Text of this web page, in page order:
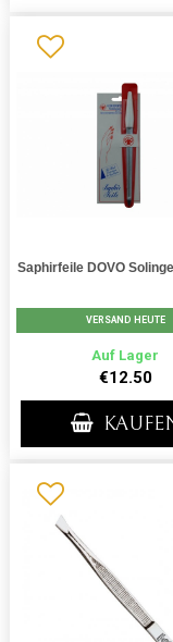
Saphirfeile DOVO
VERSAND HEUTE
Auf Lager
€12.50